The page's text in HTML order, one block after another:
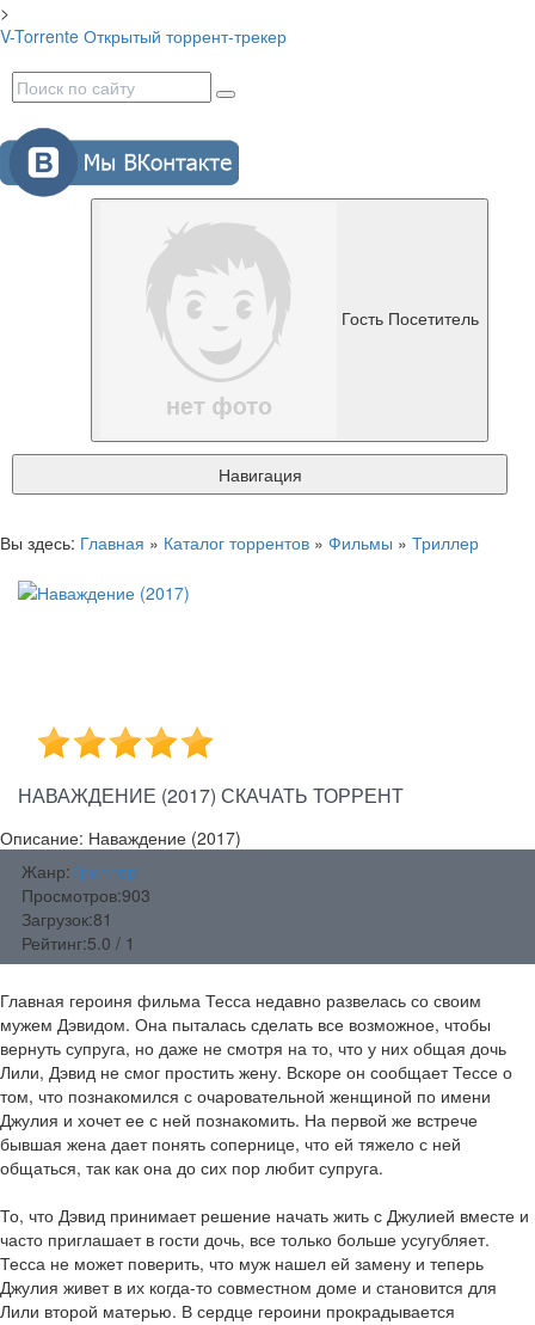
>
V-Torrente Открытый торрент-трекер
Гость Посетитель
Навигация
Вы здесь: Главная » Каталог торрентов » Фильмы » Триллер
НАВАЖДЕНИЕ (2017) СКАЧАТЬ ТОРРЕНТ
Описание: Наваждение (2017)
Жанр:Триллер
Просмотров:903
Загрузок:81
Рейтинг:5.0 / 1
Главная героиня фильма Тесса недавно развелась со своим
мужем Дэвидом. Она пыталась сделать все возможное, чтобы
вернуть супруга, но даже не смотря на то, что у них общая дочь
Лили, Дэвид не смог простить жену. Вскоре он сообщает Тессе о
том, что познакомился с очаровательной женщиной по имени
Джулия и хочет ее с ней познакомить. На первой же встрече
бывшая жена дает понять сопернице, что ей тяжело с ней
общаться, так как она до сих пор любит супруга.
То, что Дэвид принимает решение начать жить с Джулией вместе и
часто приглашает в гости дочь, все только больше усугубляет.
Тесса не может поверить, что муж нашел ей замену и теперь
Джулия живет в их когда-то совместном доме и становится для
Лили второй матерью. В сердце героини прокрадывается